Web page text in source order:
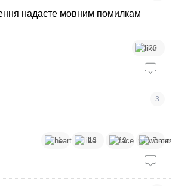
надаєте мовним помилкам
20
3
1 13 2 7